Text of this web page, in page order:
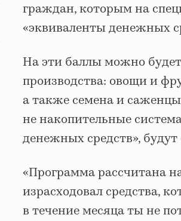
граждан, которым на
«эквиваленты денежных
На эти баллы можно
производства: овощи и
а также семена и
не накопительные
денежных средств»,
«Программа рассчитана
израсходовал средства,
в течение месяца ты не